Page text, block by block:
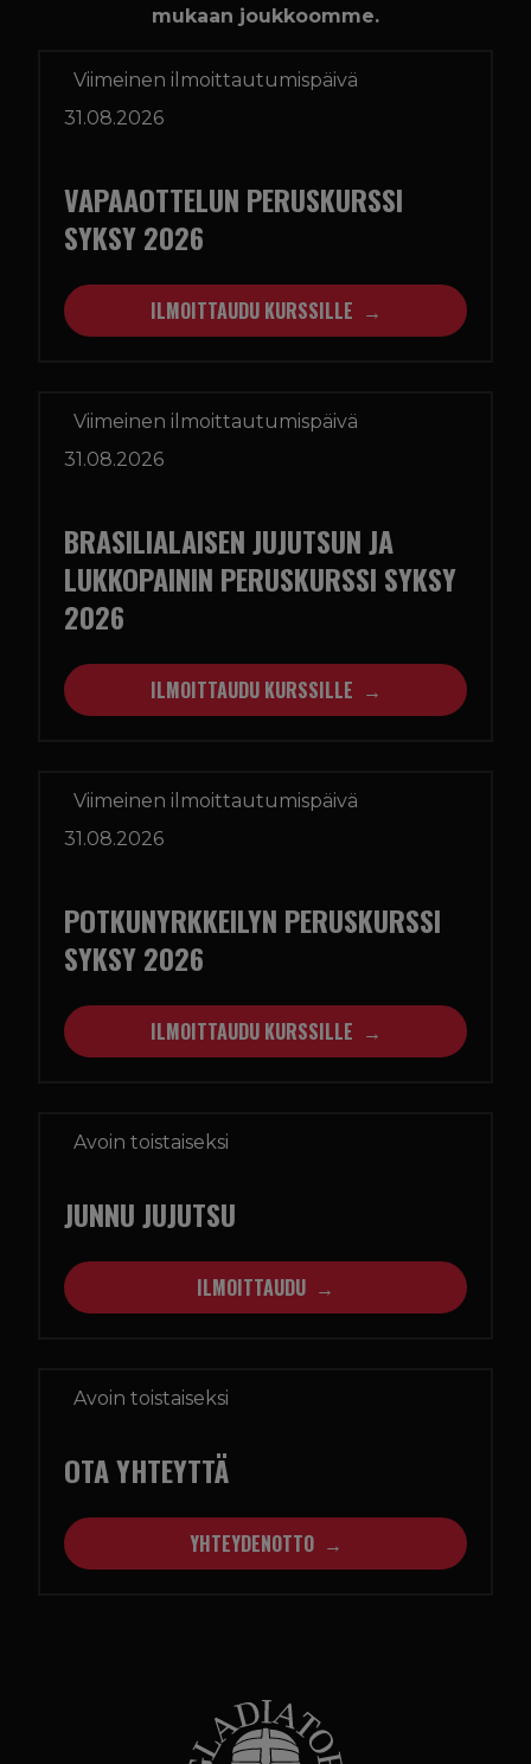
mukaan joukkoomme.
Viimeinen ilmoittautumispäivä
31.08.2026
VAPAAOTTELUN PERUSKURSSI
SYKSY 2026
ILMOITTAUDU KURSSILLE
Viimeinen ilmoittautumispäivä
31.08.2026
BRASILIALAISEN JUJUTSUN JA
LUKKOPAININ PERUSKURSSI SYKSY
2026
ILMOITTAUDU KURSSILLE
Viimeinen ilmoittautumispäivä
31.08.2026
POTKUNYRKKEILYN PERUSKURSSI
SYKSY 2026
ILMOITTAUDU KURSSILLE
Avoin toistaiseksi
JUNNU JUJUTSU
ILMOITTAUDU
Avoin toistaiseksi
OTA YHTEYTTÄ
YHTEYDENOTTO